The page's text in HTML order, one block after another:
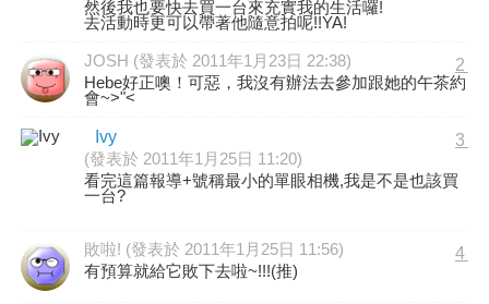
然後我也要快去買一台來充實我的生活囉!
去活動時更可以帶著他隨意拍呢!!YA!
JOSH (發表於 2011年1月23日 22:38) 2
Hebe好正噢！可惡，我沒有辦法去參加跟她的午茶約
會~>"<
Ivy
(發表於 2011年1月25日 11:20)
3
看完這篇報導+號稱最小的單眼相機,我是不是也該買
一台?
敗啦! (發表於 2011年1月25日 11:56) 4
有預算就給它敗下去啦~!!!(推)